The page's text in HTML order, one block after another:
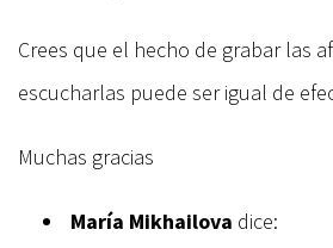
Crees que el hecho de grabar las
escucharlas puede ser igual de
Muchas gracias
María Mikhailova dice: